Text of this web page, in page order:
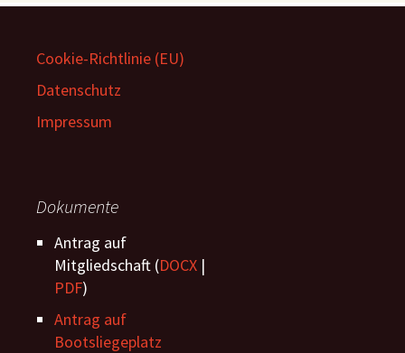
Cookie-Richtlinie (EU)
Datenschutz
Impressum
Dokumente
Antrag auf
Mitgliedschaft (DOCX |
PDF)
Antrag auf
Bootsliegeplatz